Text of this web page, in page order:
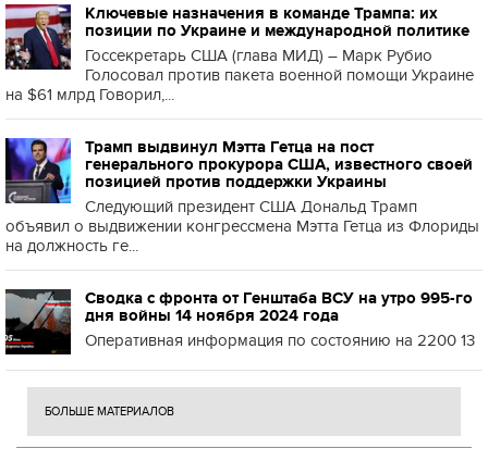
Ключевые назначения в команде Трампа: их
позиции по Украине и международной политике
Госсекретарь США (глава МИД) – Марк Рубио
Голосовал против пакета военной помощи Украине
на $61 млрд Говорил,...
Трамп выдвинул Мэтта Гетца на пост
генерального прокурора США, известного своей
позицией против поддержки Украины
Следующий президент США Дональд Трамп
объявил о выдвижении конгрессмена Мэтта Гетца из Флориды
на должность ге...
Сводка с фронта от Генштаба ВСУ на утро 995-го
дня войны 14 ноября 2024 года
Оперативная информация по состоянию на 2200 13
БОЛЬШЕ МАТЕРИАЛОВ